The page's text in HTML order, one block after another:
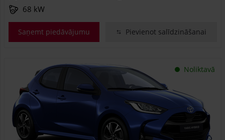
68 kW
Saņemt piedāvājumu Pievienot salīdzināšanai
Noliktavā